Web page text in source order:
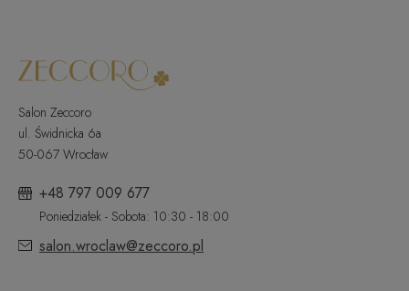
Salon Zeccoro
ul. Świdnicka 6a
50-067 Wrocław
+48 797 009 677
Poniedziałek - Sobota: 10:30 - 18:00
salon.wroclaw@zeccoro.pl